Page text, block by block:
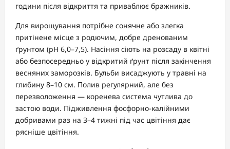
години після відкриття та приваблює бражників.
Для вирощування потрібне сонячне або злегка
притінене місце з родючим, добре дренованим
ґрунтом (pH 6,0–7,5). Насіння сіють на розсаду в квітні
або безпосередньо у відкритий ґрунт після закінчення
весняних заморозків. Бульби висаджують у травні на
глибину 8–10 см. Полив регулярний, але без
перезволоження — коренева система чутлива до
застою води. Підживлення фосфорно-калійними
добривами раз на 3–4 тижні під час цвітіння дає
рясніше цвітіння.